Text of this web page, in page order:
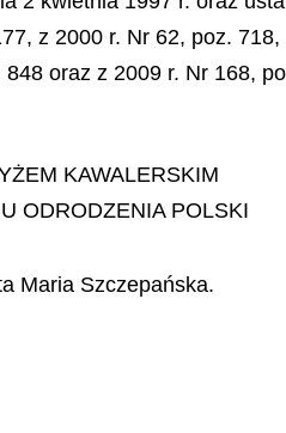
z 2000 r. Nr 62, poz.
oraz z 2009 r. Nr 168,
KAWALERSKIM
ODRODZENIA POLSKI
Maria Szczepańska.